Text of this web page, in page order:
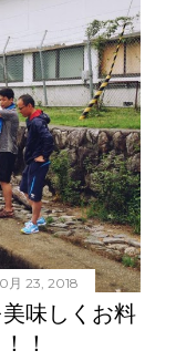
月 23, 2018
味しくお料
！